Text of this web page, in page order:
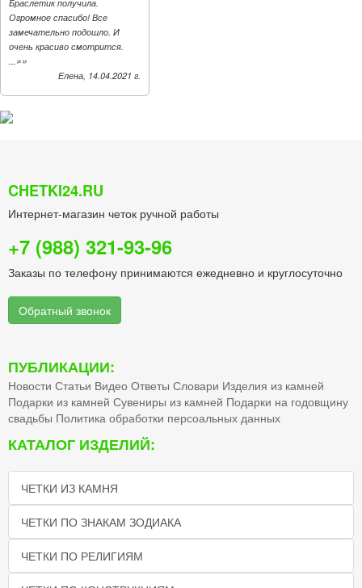
Браслетик получила.
Огромное спасибо! Все
замечательно подошло. И
очень красиво смотрится.
...»»
Елена, 14.04.2021 г.
CHETKI24.RU
Интернет-магазин четок ручной работы
+7 (988) 321-93-96
Заказы по телефону принимаются ежедневно и круглосуточно
Обратный звонок
ПУБЛИКАЦИИ:
Новости Статьи Видео Ответы Словари Изделия из камней
Подарки из камней Сувениры из камней Подарки на годовщину
свадьбы Политика обработки персоальных данных
КАТАЛОГ ИЗДЕЛИЙ:
ЧЕТКИ ИЗ КАМНЯ
ЧЕТКИ ПО ЗНАКАМ ЗОДИАКА
ЧЕТКИ ПО РЕЛИГИЯМ